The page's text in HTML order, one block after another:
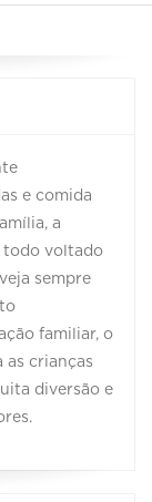
e comida
a
todo voltado
sempre
familiar, o
as crianças
diversão e